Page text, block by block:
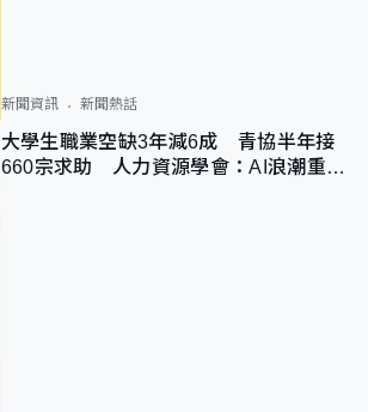
新聞資訊 新聞熱話
大學生職業空缺3年減6成 青協半年接
660宗求助 人力資源學會：AI浪潮重整